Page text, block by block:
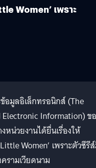
Women’ เพราะ
อมูลอิเล็กทรอนิกส์ (The
Information) ข
หน่วยงานได้ยื่นเรื่องให้
Women’ เพราะตัวซีรี
รามเวียดนาม